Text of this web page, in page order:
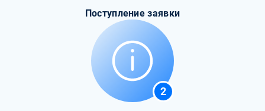
Поступление заявки
2